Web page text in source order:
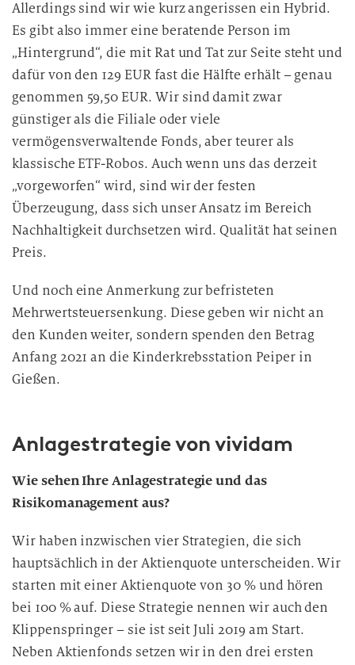
Allerdings sind wir wie kurz angerissen ein Hybrid.
Es gibt also immer eine beratende Person im
„Hintergrund“, die mit Rat und Tat zur Seite steht und
dafür von den 129 EUR fast die Hälfte erhält – genau
genommen 59,50 EUR. Wir sind damit zwar
günstiger als die Filiale oder viele
vermögensverwaltende Fonds, aber teurer als
klassische ETF-Robos. Auch wenn uns das derzeit
„vorgeworfen“ wird, sind wir der festen
Überzeugung, dass sich unser Ansatz im Bereich
Nachhaltigkeit durchsetzen wird. Qualität hat seinen
Preis.
Und noch eine Anmerkung zur befristeten
Mehrwertsteuersenkung. Diese geben wir nicht an
den Kunden weiter, sondern spenden den Betrag
Anfang 2021 an die Kinderkrebsstation Peiper in
Gießen.
Anlagestrategie von vividam
Wie sehen Ihre Anlagestrategie und das
Risikomanagement aus?
Wir haben inzwischen vier Strategien, die sich
hauptsächlich in der Aktienquote unterscheiden. Wir
starten mit einer Aktienquote von 30 % und hören
bei 100 % auf. Diese Strategie nennen wir auch den
Klippenspringer – sie ist seit Juli 2019 am Start.
Neben Aktienfonds setzen wir in den drei ersten